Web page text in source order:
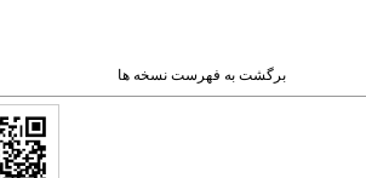
برگشت به فهرست نسخه ها